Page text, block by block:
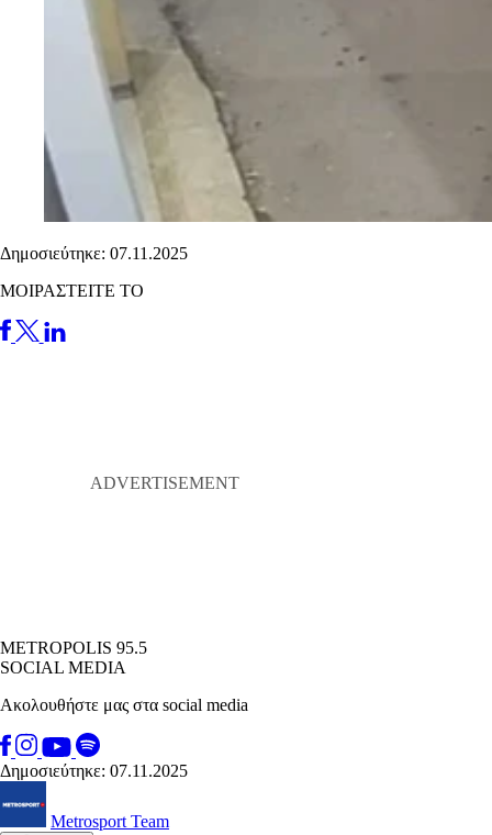
Δημοσιεύτηκε: 07.11.2025
ΜΟΙΡΑΣΤΕΙΤΕ ΤΟ
METROPOLIS 95.5
SOCIAL MEDIA
Ακολουθήστε μας στα social media
Δημοσιεύτηκε: 07.11.2025
Metrosport Team